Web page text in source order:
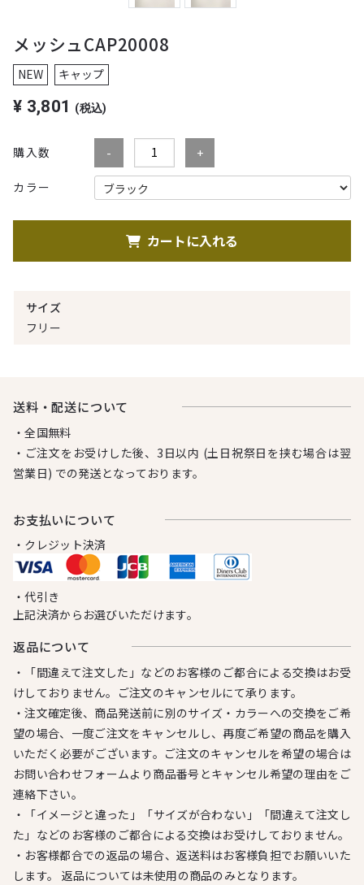
メッシュCAP20008
NEW キャップ
¥ 3,801 (税込)
購入数
カラー
カートに入れる
サイズ
フリー
送料・配送について
・全国無料
・ご注文をお受けした後、3日以内 (土日祝祭日を挟む場合は翌
営業日) での発送となっております。
お⽀払いについて
・クレジット決済
・代引き
上記決済からお選びいただけます。
返品について
・「間違えて注文した」などのお客様のご都合による交換はお受
けしておりません。ご注文のキャンセルにて承ります。
・注文確定後、商品発送前に別のサイズ・カラーへの交換をご希
望の場合、一度ご注文をキャンセルし、再度ご希望の商品を購入
いただく必要がございます。ご注文のキャンセルを希望の場合は
お問い合わせフォームより商品番号とキャンセル希望の理由をご
連絡下さい。
・「イメージと違った」「サイズが合わない」「間違えて注文し
た」などのお客様のご都合による交換はお受けしておりません。
・お客様都合での返品の場合、返送料はお客様負担でお願いいた
します。 返品については未使用の商品のみとなります。